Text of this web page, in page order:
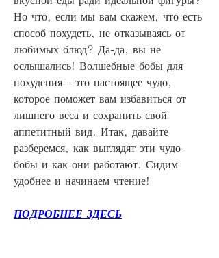
Но что, если мы вам скажем, что есть
способ похудеть, не отказываясь от
любимых блюд? Да-да, вы не
ослышались! Волшебные бобы для
похудения - это настоящее чудо,
которое поможет вам избавиться от
лишнего веса и сохранить свой
аппетитный вид. Итак, давайте
разберемся, как выглядят эти чудо-
бобы и как они работают. Сидим
удобнее и начинаем чтение!
ПОДРОБНЕЕ ЗДЕСЬ